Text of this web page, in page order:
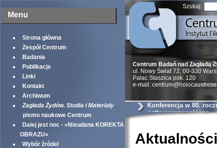
Menu
Strona główna
Zespół Centrum
Badania
Publikacje
Linki
Kontakt
Archiwum
Zagłada Żydów. Studia i Materiały
pismo naukowe Centrum
Dalej jest noc - »Nieudana KOREKTA
OBRAZU«
Wybór źródeł
Szukaj:
Centrum Badań nad Zagładą
ul. Nowy Świat 72, 00-330
Palac Staszica pok. 120
e-mail:
Konferencja w 80.
getta warszawskiego
Aktualności